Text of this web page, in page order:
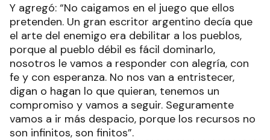
Y agregó: “No caigamos en el juego que ellos
pretenden. Un gran escritor argentino decía que
el arte del enemigo era debilitar a los pueblos,
porque al pueblo débil es fácil dominarlo,
nosotros le vamos a responder con alegría, con
fe y con esperanza. No nos van a entristecer,
digan o hagan lo que quieran, tenemos un
compromiso y vamos a seguir. Seguramente
vamos a ir más despacio, porque los recursos no
son infinitos, son finitos”.